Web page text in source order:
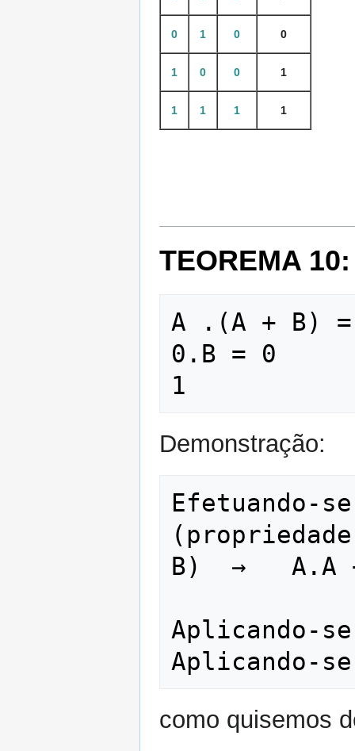
0 1 0 0
1 0 0 1
1 1 1 1
TEOREMA 10:
A .(A + B)
0.B = 0
Demonstração:
Efetuando-
B)  →   A.A
Aplicando-
como quisemos